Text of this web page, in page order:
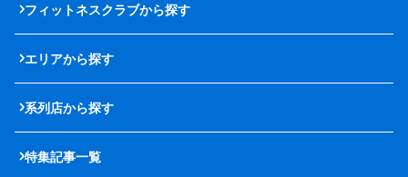
フィットネスクラブから探す
エリアから探す
系列店から探す
特集記事一覧